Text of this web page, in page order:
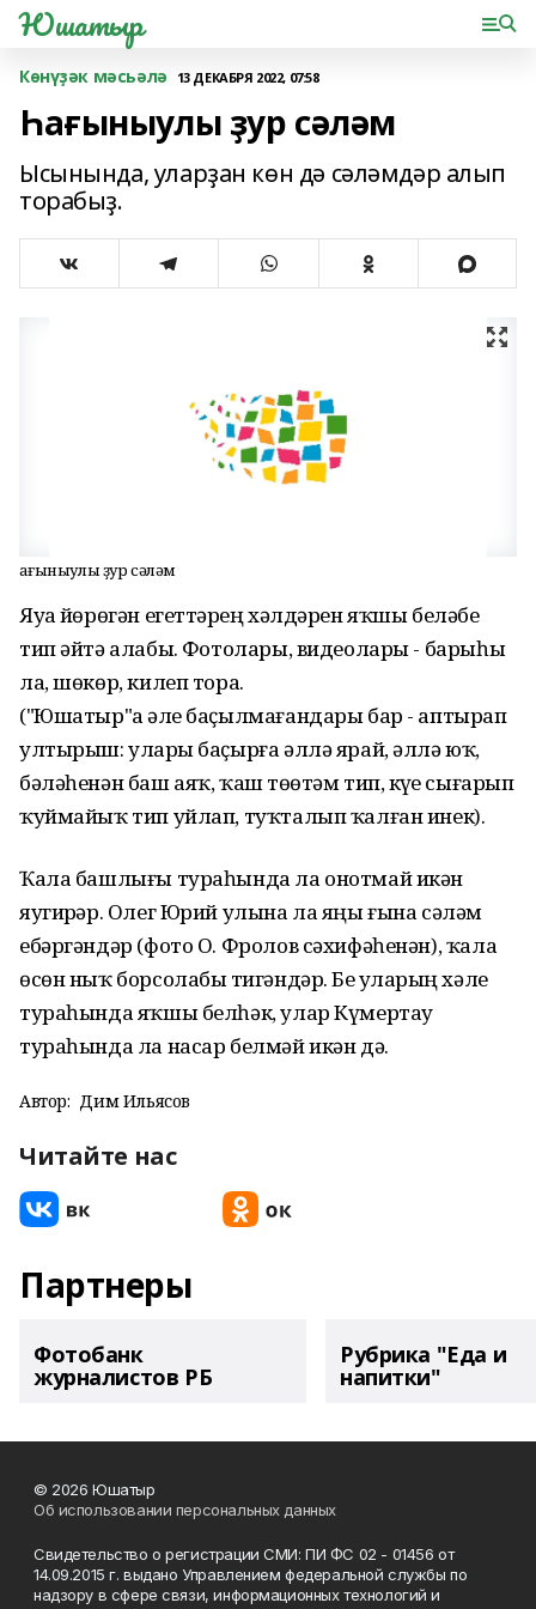
Юшатыр
Көнүҙәк мәсьәлә 13 ДЕКАБРЯ 2022, 07:58
Һағыныулы ҙур сәләм
Ысынында, уларҙан көн дә сәләмдәр алып
торабыҙ.
Һағыныулы ҙур сәләм
Яуҙа йөрөгән егеттәрҙең хәлдәрен яҡшы беләбеҙ
тип әйтә алабыҙ. Фотолары, видеолары - барыһы
ла, шөкөр, килеп тора.
("Юшатыр"ҙа әле баҫылмағандары бар - аптырап
ултырыш: уларҙы баҫырға әллә ярай, әллә юҡ,
бәләһенән баш аяҡ, ҡаш төҙөтәм тип, күҙҙе сығарып
ҡуймайыҡ тип уйлап, туҡталып ҡалған инек).
Ҡала башлығы тураһында ла онотмай икән
яугирҙәр. Олег Юрий улына ла яңы ғына сәләм
ебәргәндәр (фото О. Фролов сәхифәһенән), ҡала
өсөн ныҡ борсолабыҙ тигәндәр. Беҙ уларҙың хәле
тураһында яҡшы белһәк, улар Күмертау
тураһында ла насар белмәй икән дә.
Автор: Дим Ильясов
Читайте нас
Партнеры
Фотобанк
журналистов РБ
Рубрика "Еда и
напитки"
© 2026 Юшатыр
Об использовании персональных данных
Свидетельство о регистрации СМИ: ПИ ФС 02 - 01456 от
14.09.2015 г. выдано Управлением федеральной службы по
надзору в сфере связи, информационных технологий и